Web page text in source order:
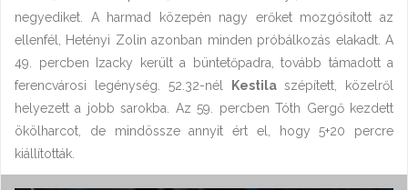
negyediket. A harmad közepén nagy erőket mozgósított az
ellenfél, Hetényi Zolin azonban minden próbálkozás elakadt. A
49. percben Izacky került a büntetőpadra, tovább támadott a
ferencvárosi legénység. 52.32-nél
Kestila szépített, közelről
helyezett a jobb sarokba. Az 59. percben Tóth Gergő kezdett
ökölharcot, de mindössze annyit ért el, hogy 5+20 percre
kiállították.